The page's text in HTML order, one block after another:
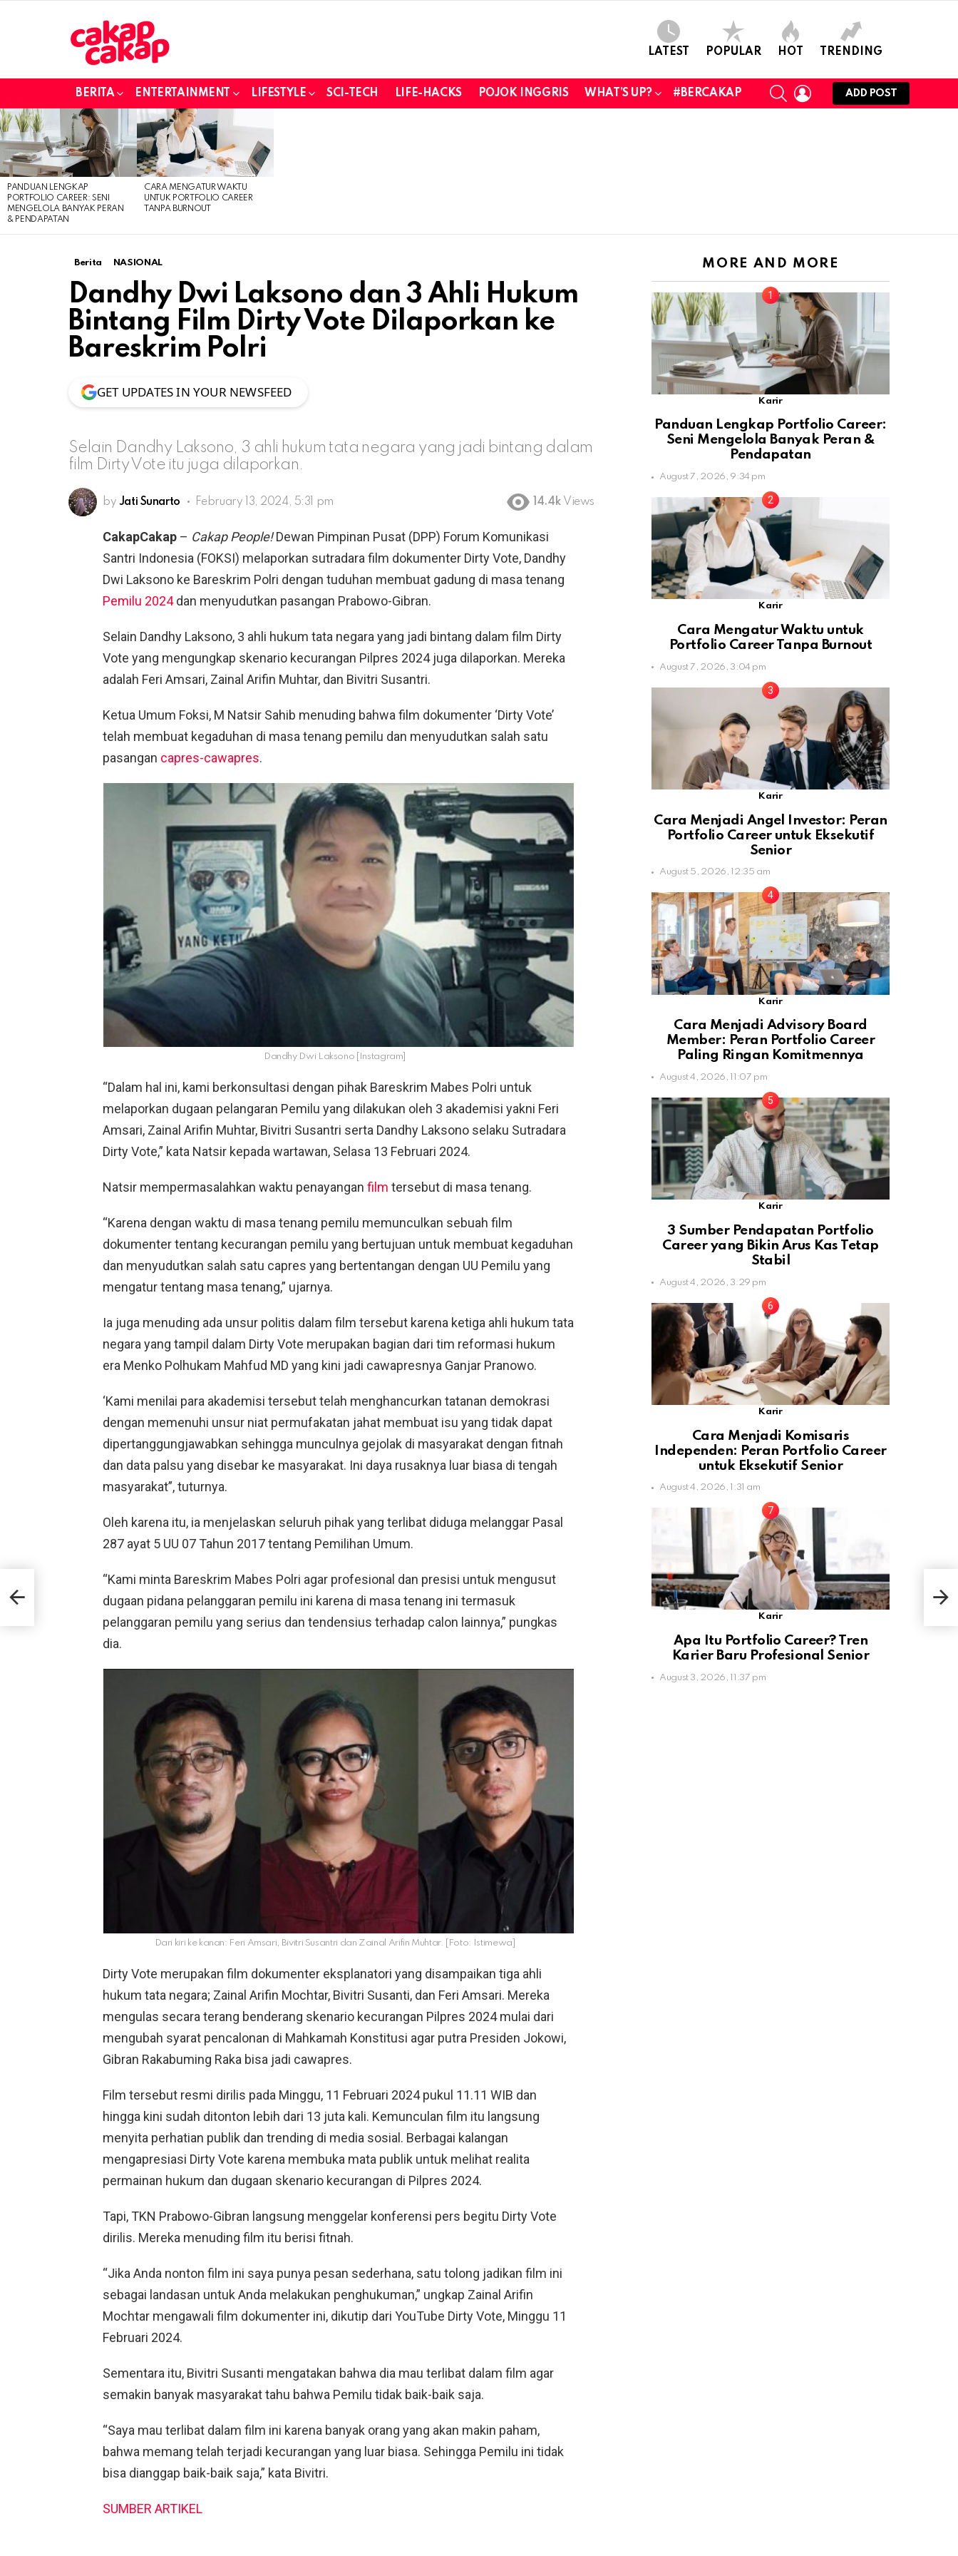
LATEST POPULAR HOT TRENDING
BERITA ENTERTAINMENT LIFESTYLE SCI-TECH LIFE-HACKS POJOK INGGRIS WHAT’S UP? #BERCAKAP
SEARCHLOGIN
ADD POST
LATEST
STORIES
PANDUAN LENGKAP
PORTFOLIO CAREER: SENI
MENGELOLA BANYAK PERAN
& PENDAPATAN
CARA MENGATUR WAKTU
UNTUK PORTFOLIO CAREER
TANPA BURNOUT
Berita NASIONAL
Dandhy Dwi Laksono dan 3 Ahli Hukum
Bintang Film Dirty Vote Dilaporkan ke
Bareskrim Polri
GET UPDATES IN YOUR NEWSFEED
Selain Dandhy Laksono, 3 ahli hukum tata negara yang jadi bintang dalam
film Dirty Vote itu juga dilaporkan.
by Jati Sunarto February 13, 2024, 5:31 pm 14.4k Views
CakapCakap – Cakap People!Dewan Pimpinan Pusat (DPP) Forum Komunikasi
Santri Indonesia (FOKSI) melaporkan sutradara film dokumenter Dirty Vote, Dandhy
Dwi Laksono ke Bareskrim Polri dengan tuduhan membuat gadung di masa tenang
Pemilu 2024dan menyudutkan pasangan Prabowo-Gibran.
Selain Dandhy Laksono, 3 ahli hukum tata negara yang jadi bintang dalam film Dirty
Vote yang mengungkap skenario kecurangan Pilpres 2024 juga dilaporkan. Mereka
adalah Feri Amsari, Zainal Arifin Muhtar, dan Bivitri Susantri.
Ketua Umum Foksi, M Natsir Sahib menuding bahwa film dokumenter ‘Dirty Vote’
telah membuat kegaduhan di masa tenang pemilu dan menyudutkan salah satu
pasangan capres-cawapres.
Dandhy Dwi Laksono [Instagram]
“Dalam hal ini, kami berkonsultasi dengan pihak Bareskrim Mabes Polri untuk
melaporkan dugaan pelangaran Pemilu yang dilakukan oleh 3 akademisi yakni Feri
Amsari, Zainal Arifin Muhtar, Bivitri Susantri serta Dandhy Laksono selaku Sutradara
Dirty Vote,” kata Natsir kepada wartawan, Selasa 13 Februari 2024.
Natsir mempermasalahkan waktu penayangan film tersebut di masa tenang.
“Karena dengan waktu di masa tenang pemilu memunculkan sebuah film
dokumenter tentang kecurangan pemilu yang bertujuan untuk membuat kegaduhan
dan menyudutkan salah satu capres yang bertentangan dengan UU Pemilu yang
mengatur tentang masa tenang,” ujarnya.
Ia juga menuding ada unsur politis dalam film tersebut karena ketiga ahli hukum tata
negara yang tampil dalam Dirty Vote merupakan bagian dari tim reformasi hukum
era Menko Polhukam Mahfud MD yang kini jadi cawapresnya Ganjar Pranowo.
‘Kami menilai para akademisi tersebut telah menghancurkan tatanan demokrasi
dengan memenuhi unsur niat permufakatan jahat membuat isu yang tidak dapat
dipertanggungjawabkan sehingga munculnya gejolak di masyarakat dengan fitnah
dan data palsu yang disebar ke masyarakat. Ini daya rusaknya luar biasa di tengah
masyarakat”, tuturnya.
Oleh karena itu, ia menjelaskan seluruh pihak yang terlibat diduga melanggar Pasal
287 ayat 5 UU 07 Tahun 2017 tentang Pemilihan Umum.
“Kami minta Bareskrim Mabes Polri agar profesional dan presisi untuk mengusut
dugaan pidana pelanggaran pemilu ini karena di masa tenang ini termasuk
pelanggaran pemilu yang serius dan tendensius terhadap calon lainnya,” pungkas
dia.
Dari kiri ke kanan: Feri Amsari, Bivitri Susantri dan Zainal Arifin Muhtar. [Foto: Istimewa]
Dirty Vote merupakan film dokumenter eksplanatori yang disampaikan tiga ahli
hukum tata negara; Zainal Arifin Mochtar, Bivitri Susanti, dan Feri Amsari. Mereka
mengulas secara terang benderang skenario kecurangan Pilpres 2024 mulai dari
mengubah syarat pencalonan di Mahkamah Konstitusi agar putra Presiden Jokowi,
Gibran Rakabuming Raka bisa jadi cawapres.
Film tersebut resmi dirilis pada Minggu, 11 Februari 2024 pukul 11.11 WIB dan
hingga kini sudah ditonton lebih dari 13 juta kali. Kemunculan film itu langsung
menyita perhatian publik dan trending di media sosial. Berbagai kalangan
mengapresiasi Dirty Vote karena membuka mata publik untuk melihat realita
permainan hukum dan dugaan skenario kecurangan di Pilpres 2024.
Tapi, TKN Prabowo-Gibran langsung menggelar konferensi pers begitu Dirty Vote
dirilis. Mereka menuding film itu berisi fitnah.
“Jika Anda nonton film ini saya punya pesan sederhana, satu tolong jadikan film ini
sebagai landasan untuk Anda melakukan penghukuman,” ungkap Zainal Arifin
Mochtar mengawali film dokumenter ini, dikutip dari YouTube Dirty Vote, Minggu 11
Februari 2024.
Sementara itu, Bivitri Susanti mengatakan bahwa dia mau terlibat dalam film agar
semakin banyak masyarakat tahu bahwa Pemilu tidak baik-baik saja.
“Saya mau terlibat dalam film ini karena banyak orang yang akan makin paham,
bahwa memang telah terjadi kecurangan yang luar biasa. Sehingga Pemilu ini tidak
bisa dianggap baik-baik saja,” kata Bivitri.
SUMBER ARTIKEL
MORE AND MORE
Karir
Panduan Lengkap Portfolio Career:
Seni Mengelola Banyak Peran &
Pendapatan
August 7, 2026, 9:34 pm
Karir
Cara Mengatur Waktu untuk
Portfolio Career Tanpa Burnout
August 7, 2026, 3:04 pm
Karir
Cara Menjadi Angel Investor: Peran
Portfolio Career untuk Eksekutif
Senior
August 5, 2026, 12:35 am
Karir
Cara Menjadi Advisory Board
Member: Peran Portfolio Career
Paling Ringan Komitmennya
August 4, 2026, 11:07 pm
Karir
3 Sumber Pendapatan Portfolio
Career yang Bikin Arus Kas Tetap
Stabil
August 4, 2026, 3:29 pm
Karir
Cara Menjadi Komisaris
Independen: Peran Portfolio Career
untuk Eksekutif Senior
August 4, 2026, 1:31 am
Karir
Apa Itu Portfolio Career? Tren
Karier Baru Profesional Senior
August 3, 2026, 11:37 pm